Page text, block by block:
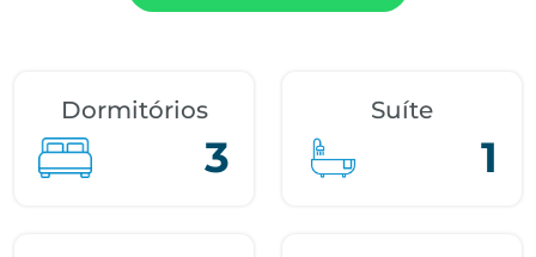
Dormitórios
3
Suíte
1